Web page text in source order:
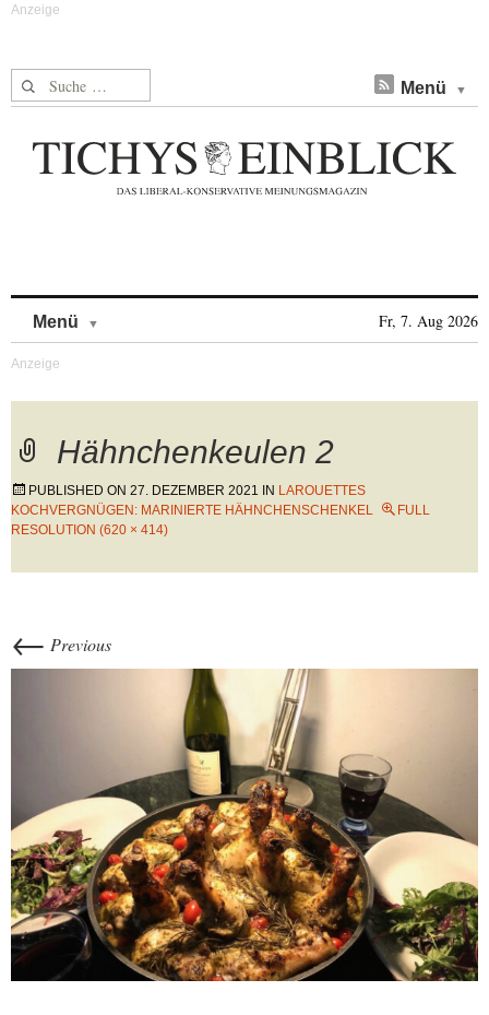
Suche nach: Menü
Menü Fr, 7. Aug 2026
Hähnchenkeulen 2
PUBLISHED ON 27. DEZEMBER 2021 IN LAROUETTES
KOCHVERGNÜGEN: MARINIERTE HÄHNCHENSCHENKEL
FULL
RESOLUTION (620 × 414)
← Previous